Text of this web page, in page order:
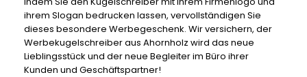
ihrem Slogan bedrucken lassen, vervollständigen Sie
dieses besondere Werbegeschenk. Wir versichern, der
Werbekugelschreiber aus Ahornholz wird das neue
Lieblingsstück und der neue Begleiter im Büro ihrer
Kunden und Geschäftspartner!